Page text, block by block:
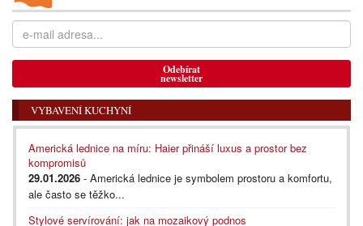
Odebírat
newsletter
VYBAVENÍ KUCHYNÍ
Americká lednice na míru: Haier přináší luxus a prostor bez
kompromisů
29.01.2026 - Americká lednice je symbolem prostoru a komfortu,
ale často se těžko...
Stylové servírování: jak na mozaikový podnos